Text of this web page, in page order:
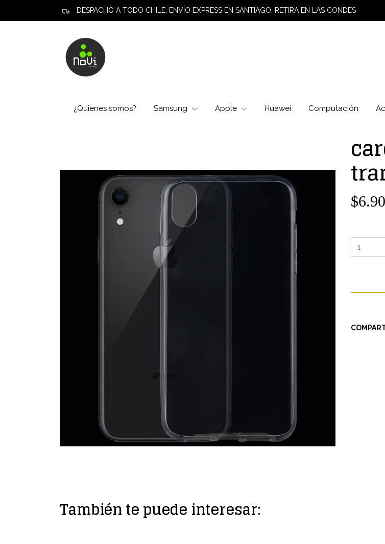
DESPACHO A TODO CHILE, ENVÍO EXPRESS EN SANTIAGO. RETIRA EN LAS CONDES
¿Quienes somos? Samsung Apple Huawei Computación
También te puede interesar: